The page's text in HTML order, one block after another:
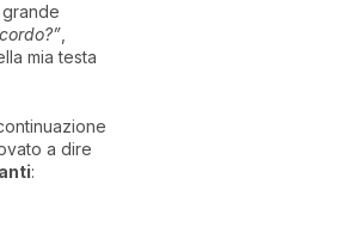
mia testa
a dire
: